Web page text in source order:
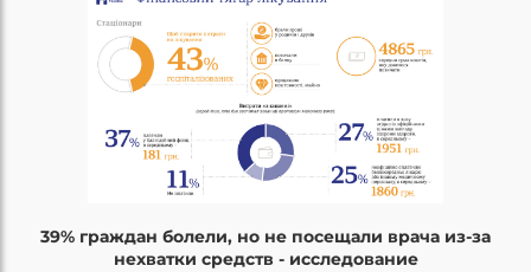
39% граждан болели, но не посещали врача из-за
нехватки средств - исследование